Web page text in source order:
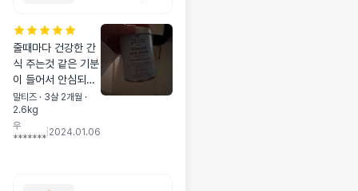
줄때마다 건강한 간
식 주는것 같은 기분
이 들어서 안심되요
기호성이 좋아서 훈
련할때 보상용으로
딱이에요
말티즈 · 3살 2개월 ·
2.6kg
우
*******
2024.01.06